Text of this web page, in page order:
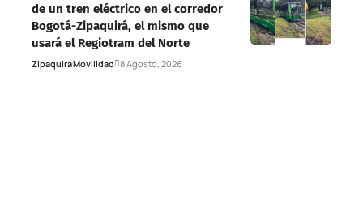
de un tren eléctrico en el corredor
Bogotá-Zipaquirá, el mismo que
usará el Regiotram del Norte
ZipaquiráMovilidad 8 Agosto, 2026